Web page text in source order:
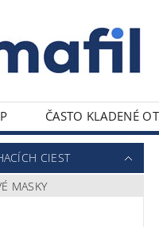
ČASTO KLADENÉ
CIEST
MASKY